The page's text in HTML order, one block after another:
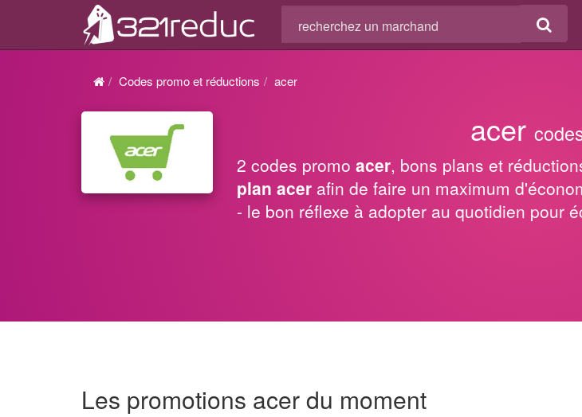
Codes promo et réductions acer
acer
2 codes promo acer, bons plans et
plan acer afin de faire un maximum
- le bon réflexe à adopter au quotidien pour
Les promotions acer du moment